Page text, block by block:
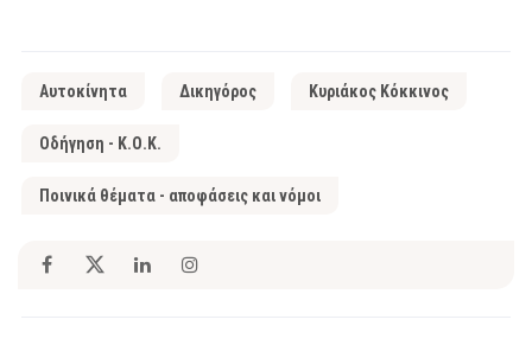
Αυτοκίνητα Δικηγόρος Κυριάκος Κόκκινος
Οδήγηση - Κ.Ο.Κ.
Ποινικά θέματα - αποφάσεις και νόμοι